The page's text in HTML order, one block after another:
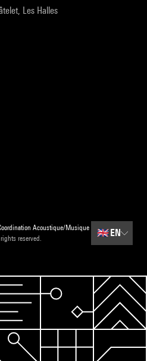
Les Halles
Acoustique/Musique
reserved.
🇬🇧 EN